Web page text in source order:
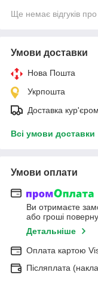
Ще немає відгуків
Умови доставки
Нова Пошта
Укрпошта
Доставка кур'єром
Всі умови доставки
Умови оплати
Ви отримаєте
або гроші
Детальніше
Оплата картою
Післяплата